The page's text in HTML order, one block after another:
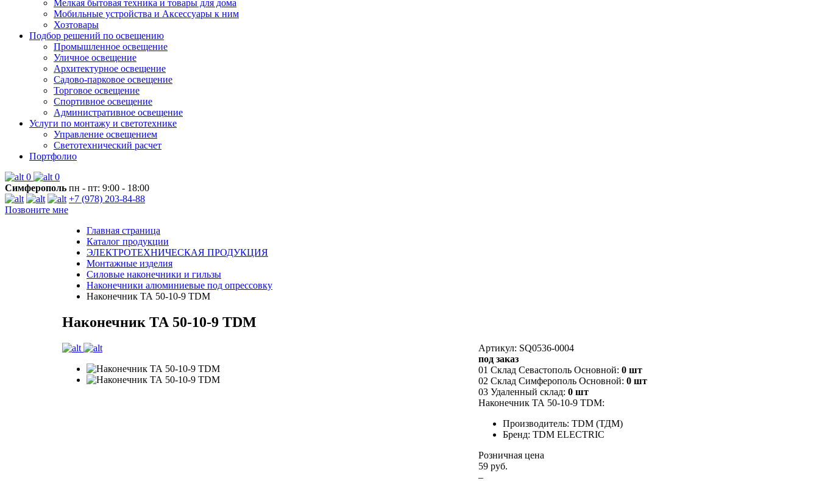
Мелкая бытовая техника и товары для дома
Мобильные устройства и Аксессуары к ним
Хозтовары
Подбор решений по освещению
Промышленное освещение
Уличное освещение
Архитектурное освещение
Садово-парковое освещение
Торговое освещение
Спортивное освещение
Административное освещение
Услуги по монтажу и светотехнике
Управление освещением
Светотехнический расчет
Портфолио
0
0
Симферополь пн - пт: 9:00 - 18:00
+7 (978) 203-84-88
Позвоните мне
Главная страница
Каталог продукции
ЭЛЕКТРОТЕХНИЧЕСКАЯ ПРОДУКЦИЯ
Монтажные изделия
Силовые наконечники и гильзы
Наконечники алюминиевые под опрессовку
Наконечник ТА 50-10-9 TDM
Наконечник ТА 50-10-9 TDM
Артикул: SQ0536-0004
под заказ
01 Склад Севастополь Основной: 0 шт
02 Склад Симферополь Основной: 0 шт
03 Удаленный склад: 0 шт
Наконечник ТА 50-10-9 TDM:
Производитель: TDM (ТДМ)
Бренд: TDM ELECTRIC
Розничная цена
59 руб.
–